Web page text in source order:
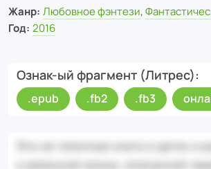
Жанр: Любовное фэнтези,
Год: 2016
Ознак-ый фрагмент (Литрес)
.epub .fb2 .fb3